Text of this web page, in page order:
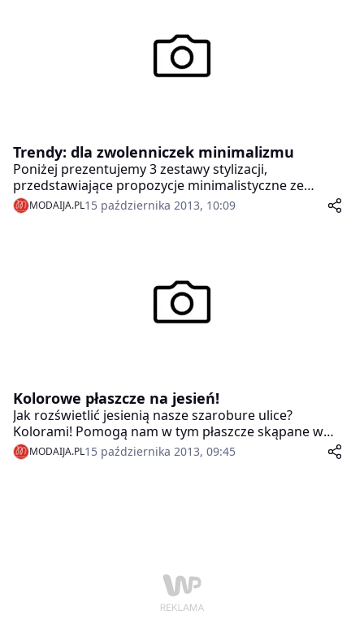
Trendy: dla zwolenniczek minimalizmu
Poniżej prezentujemy 3 zestawy stylizacji,
przedstawiające propozycje minimalistyczne ze
spódnicami w roli głównej.W zestawach użyte zostały
min. projekty od polskich projektantów.
MODAIJA.PL15 października 2013, 10:09
Kolorowe płaszcze na jesień!
Jak rozświetlić jesienią nasze szarobure ulice?
Kolorami! Pomogą nam w tym płaszcze skąpane w
soczystej czerwieni, elektryzującym różu bądź
nasyconym kobalcie. Wystarczy zestawić je z butami,
MODAIJA.PL15 października 2013, 09:45